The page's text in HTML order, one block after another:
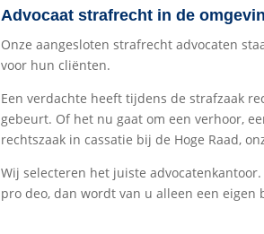
Advocaat strafrecht in de
Onze aangesloten strafrecht advocaten
voor hun cliënten.
Een verdachte heeft tijdens de strafzaak
gebeurt. Of het nu gaat om een verhoor,
rechtszaak in cassatie bij de Hoge Raad,
Wij selecteren het juiste
pro deo, dan wordt van u alleen een